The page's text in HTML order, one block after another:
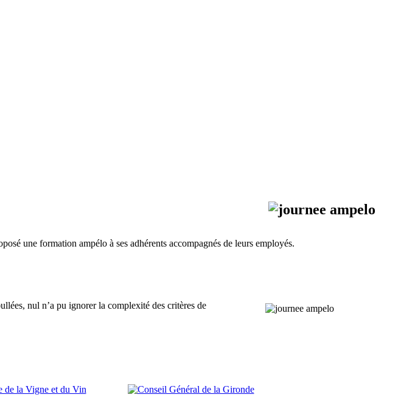
une formation ampélo à ses adhérents accompagnés de leurs employés.
nul n’a pu ignorer la complexité des critères de